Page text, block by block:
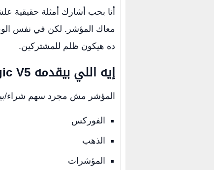
أنا بحب أشارك أمثلة حقيقية
معاك المؤشر. لكن في نفس
ده هيكون ظلم للمشتركين.
إيه اللي بيقدمه FxSolve Magic V5؟
المؤشر مش مجرد سهم شراء/
الفوركس
الذهب
المؤشرات